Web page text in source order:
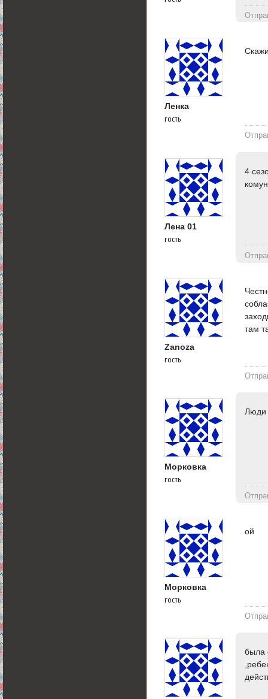
Ленка
гость
Лена 01
гость
4
Zanoza
гость
там
Морковка
гость
Люди
Морковка
гость
ой
была